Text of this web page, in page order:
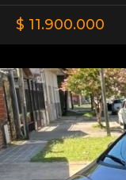
$ 11.900.000